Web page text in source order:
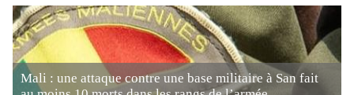
Mali : une attaque contre une base militaire à San fait